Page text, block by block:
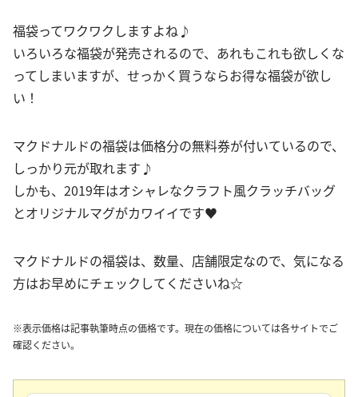
福袋ってワクワクしますよね♪
いろいろな福袋が発売されるので、あれもこれも欲しくな
ってしまいますが、せっかく買うならお得な福袋が欲し
い！
マクドナルドの福袋は価格分の無料券が付いているので、
しっかり元が取れます♪
しかも、2019年はオシャレなクラフト風クラッチバッグ
とオリジナルマグがカワイイです♥
マクドナルドの福袋は、数量、店舗限定なので、気になる
方はお早めにチェックしてくださいね☆
※表示価格は記事執筆時点の価格です。現在の価格については各サイトでご
確認ください。